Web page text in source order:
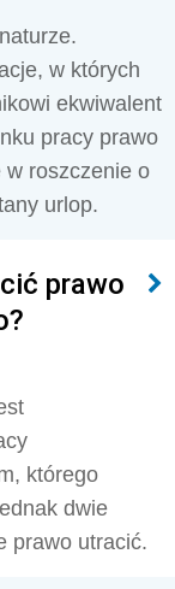
w których
ekwiwalent
pracy prawo
w roszczenie o
urlop.
prawo
którego
dwie
prawo utracić.